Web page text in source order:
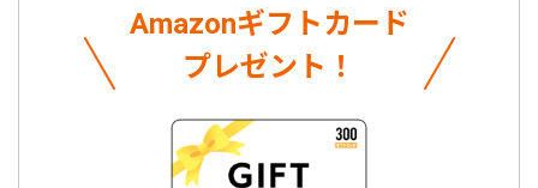
Amazonギフトカード
プレゼント！